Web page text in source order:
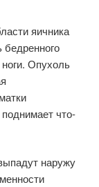
яичника
бедренного
Опухоль
что-
наружу